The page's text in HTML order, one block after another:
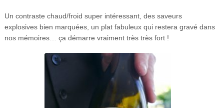
Un contraste chaud/froid super intéressant, des saveurs
explosives bien marquées, un plat fabuleux qui restera gravé dans
nos mémoires… ça démarre vraiment très très fort !